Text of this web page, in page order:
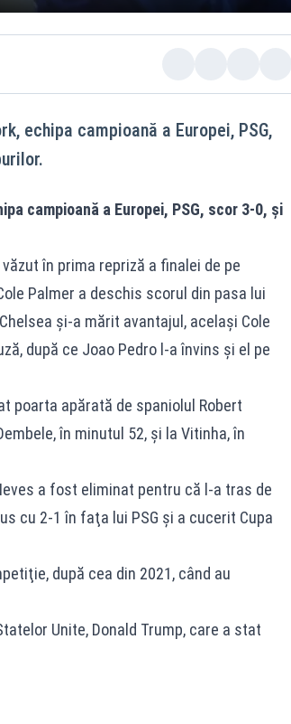
echipa campioană a Europei, PSG,
campioană a Europei, PSG, scor 3-0, şi
în prima repriză a finalei de pe
Palmer a deschis scorul din pasa lui
şi-a mărit avantajul, acelaşi Cole
după ce Joao Pedro l-a învins şi el pe
poarta apărată de spaniolul Robert
în minutul 52, şi la Vitinha, în
a fost eliminat pentru că l-a tras de
cu 2-1 în faţa lui PSG şi a cucerit Cupa
după cea din 2021, când au
Unite, Donald Trump, care a stat